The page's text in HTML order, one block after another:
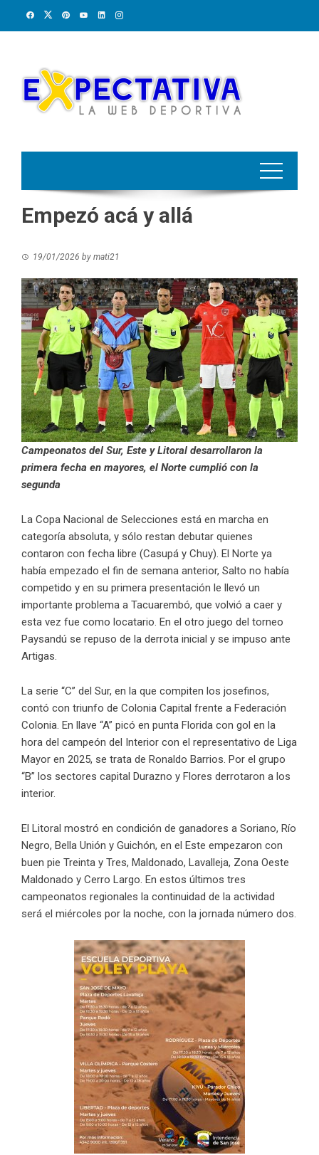
Empezó acá y allá
19/01/2026 by mati21
Campeonatos del Sur, Este y Litoral desarrollaron la
primera fecha en mayores, el Norte cumplió con la
segunda
La Copa Nacional de Selecciones está en marcha en
categoría absoluta, y sólo restan debutar quienes
contaron con fecha libre (Casupá y Chuy). El Norte ya
había empezado el fin de semana anterior, Salto no había
competido y en su primera presentación le llevó un
importante problema a Tacuarembó, que volvió a caer y
esta vez fue como locatario. En el otro juego del torneo
Paysandú se repuso de la derrota inicial y se impuso ante
Artigas.
La serie “C” del Sur, en la que compiten los josefinos,
contó con triunfo de Colonia Capital frente a Federación
Colonia. En llave “A” picó en punta Florida con gol en la
hora del campeón del Interior con el representativo de Liga
Mayor en 2025, se trata de Ronaldo Barrios. Por el grupo
“B” los sectores capital Durazno y Flores derrotaron a los
interior.
El Litoral mostró en condición de ganadores a Soriano, Río
Negro, Bella Unión y Guichón, en el Este empezaron con
buen pie Treinta y Tres, Maldonado, Lavalleja, Zona Oeste
Maldonado y Cerro Largo. En estos últimos tres
campeonatos regionales la continuidad de la actividad
será el miércoles por la noche, con la jornada número dos.